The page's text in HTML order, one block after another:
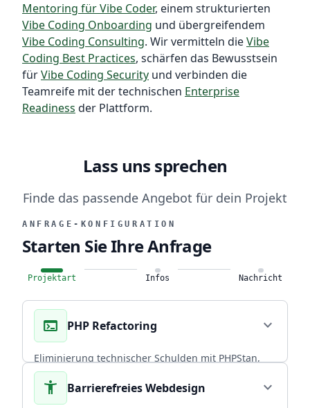
Mentoring für Vibe Coder, einem strukturierten
Vibe Coding Onboarding und übergreifendem
Vibe Coding Consulting. Wir vermitteln dieVibe
Coding Best Practices, schärfen das Bewusstsein
fürVibe Coding Security und verbinden die
Teamreife mit der technischen Enterprise
Readiness der Plattform.
Lass uns sprechen
Finde das passende Angebot für dein Projekt
ANFRAGE-KONFIGURATION
Starten Sie Ihre Anfrage
Projektart Infos Nachricht
terminal PHP Refactoring expand_more
Eliminierung technischer Schulden mit PHPStan,
Rector PHP und PHPUnit. Über 20 Jahre
Praxiserfahrung in skalierbaren Backends.
accessibility_new Barrierefreies Webdesign expand_more